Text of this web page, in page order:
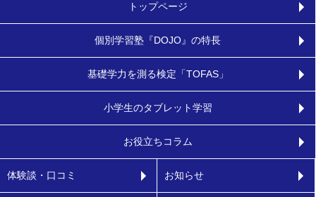
トップページ
個別学習塾『DOJO』の特長
基礎学力を測る検定「TOFAS」
小学生のタブレット学習
お役立ちコラム
体験談・口コミ お知らせ